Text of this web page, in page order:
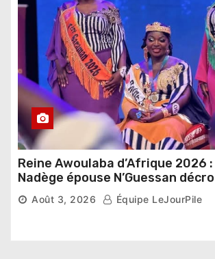
Reine Awoulaba d’Afrique 2026
Nadège épouse N’Guessan
couronne
Août 3, 2026 Équipe LeJourPile